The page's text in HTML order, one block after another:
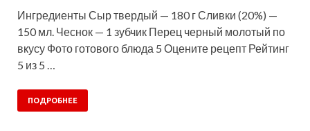
Ингредиенты Сыр твердый — 180 г Сливки (20%) —
150 мл. Чеснок — 1 зубчик Перец черный молотый по
вкусу Фото готового блюда 5 Оцените рецепт Рейтинг
5 из 5 …
ПОДРОБНЕЕ